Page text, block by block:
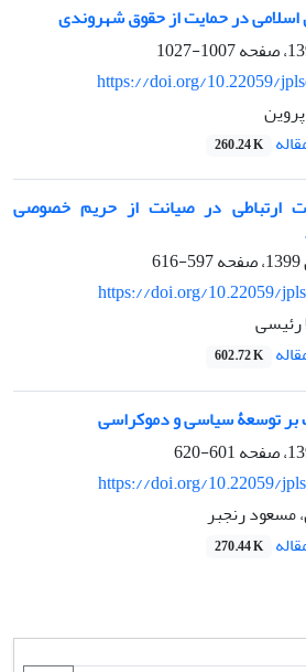
در حمایت از حقوق شهروندی
1007-1027
https://doi.org/10.22059/
260.24 K
ارتباطی در صیانت از حریم خصوصی
597-616
https://doi.org/10.22059/
رئیسی
602.72 K
توسعۀ سیاسی و دموکراسی
601-620
https://doi.org/10.22059/
مسعود رنجبر
270.44 K